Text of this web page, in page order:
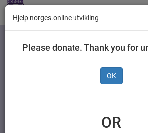
Kategorier
200 g
Hjelp norges.online utvikling
Please donate. Thank you for
OK
OR